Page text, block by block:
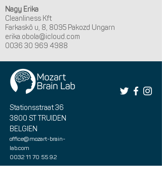
Nagy Erika
Cleanliness Kft
Farkaskô u, 8, 8095 Pakozd Ungarn
erika.obola@icloud.com
0036 30 969 4988
Stationsstraat 36
3800 ST TRUIDEN
BELGIEN
office@mozart-brain-
lab.com
0032 11 70 55 92